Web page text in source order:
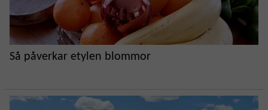
Så påverkar etylen blommor